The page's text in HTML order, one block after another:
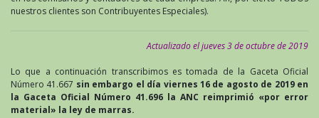
nuestros clientes son Contribuyentes Especiales).
Actualizado el jueves 3 de octubre de 2019
Lo que a continuación transcribimos es tomada de la Gaceta Oficial
Número 41.667 sin embargo el día viernes 16 de agosto de 2019 en
la Gaceta Oficial Número 41.696 la ANC reimprimió «por error
material» la ley de marras.